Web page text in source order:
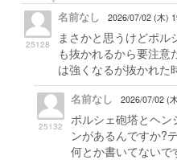
25128
名前なし 2026/07/02 (木)
まさかと思うけどポル
も抜かれるから要注意
は強くなるが抜かれた
25132
名前なし 2026/07/02 (
ポルシェ砲塔とヘン
ンがあるんですか?
何とか書いてないで